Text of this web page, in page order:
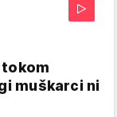
tokom
muškarci ni